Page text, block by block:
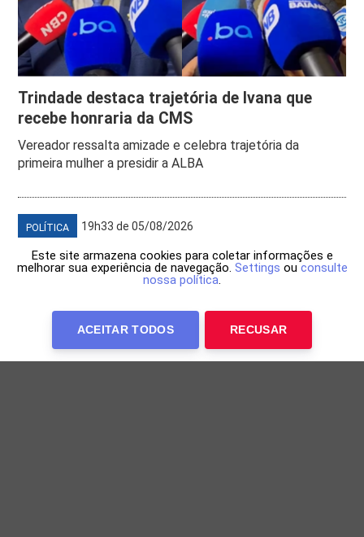
Trindade destaca trajetória de Ivana que
recebe honraria da CMS
Vereador ressalta amizade e celebra trajetória da
primeira mulher a presidir a ALBA
POLÍTICA 19h33 de 05/08/2026
Este site armazena cookies para coletar informações e
melhorar sua experiência de navegação. Settings ou consulte
nossa política.
ACEITAR TODOS RECUSAR